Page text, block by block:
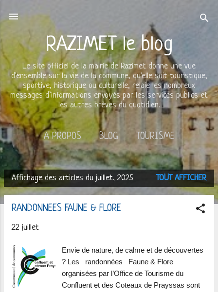
RAZIMET le blog
Le site officiel de la mairie de Razimet donne une vue
d'ensemble sur la vie de la commune, qu'elle soit touristique,
sportive, historique ou culturelle, relaie les nombreux
messages d’informations envoyés par les services publics et
les autres brèves du quotidien.
A PROPOS BLOG TOURISME
PATRIMOINE AGENDA PLUS… CINEMA
A
Affichage des articles du juillet, 2025 TOUT AFFICHER
RANDONNEES FAUNE & FLORE
22 juillet
Envie de nature, de calme et de découvertes
? Les randonnées Faune & Flore
organisées par l’Office de Tourisme du
Confluent et des Coteaux de Prayssas sont